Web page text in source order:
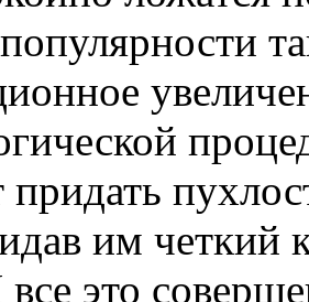
придать
им четкий
это